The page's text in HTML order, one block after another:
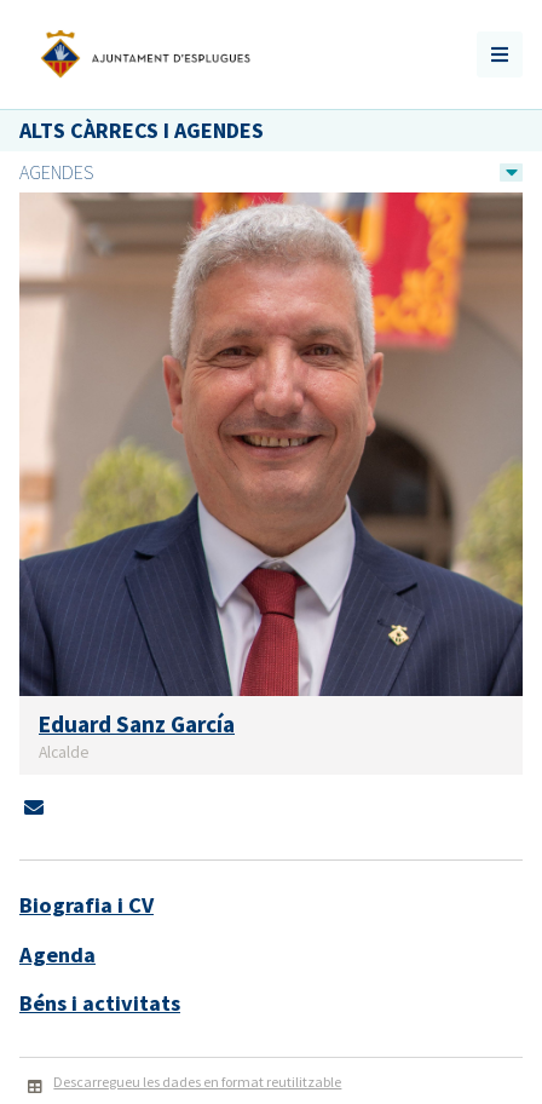
ALTS CÀRRECS I AGENDES
AGENDES
Eduard Sanz García
Alcalde
Biografia i CV
Agenda
Béns i activitats
Descarregueu les dades en format reutilitzable